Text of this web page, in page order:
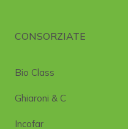
CONSORZIATE
Bio Class
Ghiaroni & C
Incofar